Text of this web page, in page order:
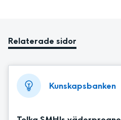
Relaterade sidor
Kunskapsbanken